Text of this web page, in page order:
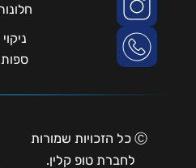
ניקוי
ספות
Ⓒ כל הזכויות שמורות
לחברת טופ קלין.